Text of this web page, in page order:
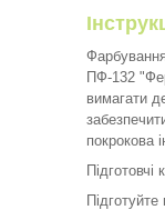
ПФ-132
вимагати
покрокова
Підготовчі